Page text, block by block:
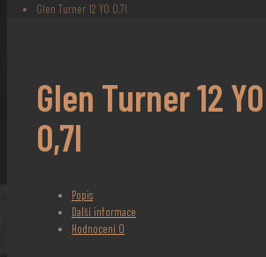
Glen Turner 12 YO 0,7l
Glen Turner 12 YO
0,7l
Popis
Další informace
Hodnocení 0